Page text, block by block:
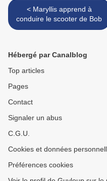
< Maryllis apprend à
conduire le scooter de Bob
Hébergé par Canalblog
Top articles
Pages
Contact
Signaler un abus
C.G.U.
Cookies et données
Préférences cookies